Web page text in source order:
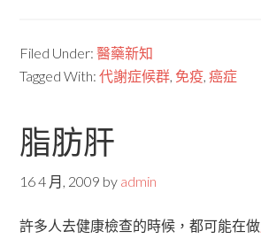
Filed Under:醫藥新知
Tagged With:代謝症候群, 免疫,癌症
脂肪肝
16 4 月, 2009 by admin
許多人去健康檢查的時候，都可能在做